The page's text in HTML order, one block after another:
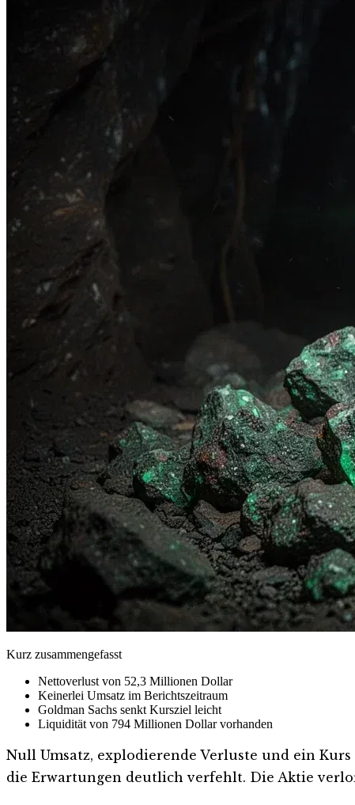
Kurz zusammengefasst
Nettoverlust von 52,3 Millionen Dollar
Keinerlei Umsatz im Berichtszeitraum
Goldman Sachs senkt Kursziel leicht
Liquidität von 794 Millionen Dollar vorhanden
Null Umsatz, explodierende Verluste und ein
die Erwartungen deutlich verfehlt. Die Aktie